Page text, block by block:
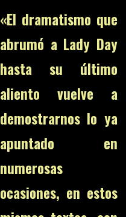
«El dramatismo que
abrumó a Lady Day
hasta su último
aliento vuelve a
demostrarnos lo ya
apuntado en
numerosas
ocasiones, en estos